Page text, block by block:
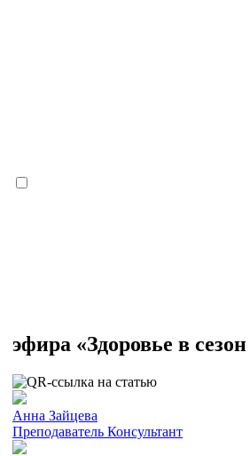
эфира «Здоровье в
Анна Зайцева
Преподаватель Консультант